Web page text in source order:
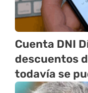
Cuenta DNI
descuentos
todavía se